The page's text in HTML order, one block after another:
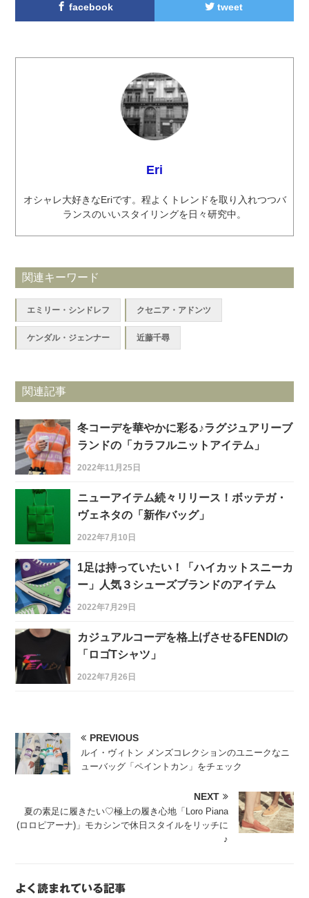
facebook tweet
Eri
オシャレ大好きなEriです。程よくトレンドを取り入れつつバ
ランスのいいスタイリングを日々研究中。
関連キーワード
エミリー・シンドレフ クセニア・アドンツ
ケンダル・ジェンナー 近藤千尋
関連記事
冬コーデを華やかに彩る♪ラグジュアリーブ
ランドの「カラフルニットアイテム」
2022年11月25日
ニューアイテム続々リリース！ボッテガ・
ヴェネタの「新作バッグ」
2022年7月10日
1足は持っていたい！「ハイカットスニーカ
ー」人気３シューズブランドのアイテム
2022年7月29日
カジュアルコーデを格上げさせるFENDIの
「ロゴTシャツ」
2022年7月26日
PREVIOUS
ルイ・ヴィトン メンズコレクションのユニークなニ
ューバッグ「ペイントカン」をチェック
NEXT
夏の素足に履きたい♡極上の履き心地「Loro Piana
(ロロピアーナ)」モカシンで休日スタイルをリッチに
♪
よく読まれている記事